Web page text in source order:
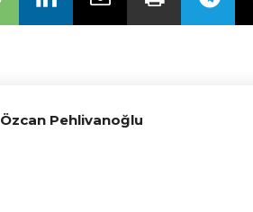
Özcan Pehlivanoğlu